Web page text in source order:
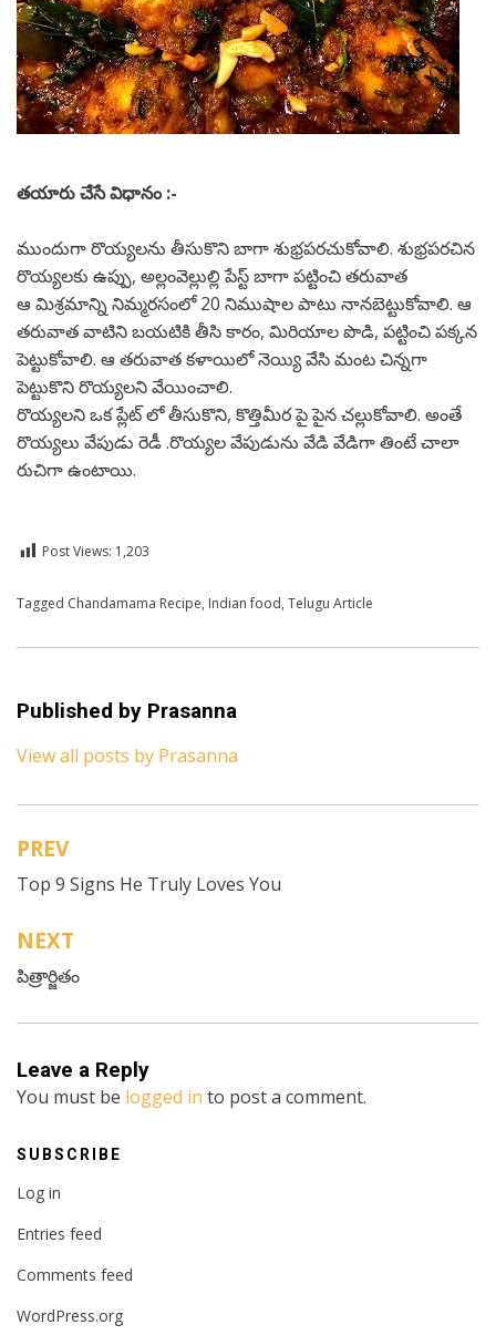
తయారు చేసే విధానం :-
ముందుగా రొయ్యలను తీసుకొని బాగా శుభ్రపరచుకోవాలి. శుభ్రపరచిన
రొయ్యలకు ఉప్పు, అల్లంవెల్లుల్లి పేస్ట్ బాగా పట్టించి తరువాత
ఆ మిశ్రమాన్ని నిమ్మరసంలో 20 నిముషాల పాటు నానబెట్టుకోవాలి. ఆ
తరువాత వాటిని బయటికి తీసి కారం, మిరియాల పొడి, పట్టించి పక్కన
పెట్టుకోవాలి. ఆ తరువాత కళాయిలో నెయ్యి వేసి మంట చిన్నగా
పెట్టుకొని రొయ్యలని వేయించాలి.
రొయ్యలని ఒక ప్లేట్ లో తీసుకొని, కొత్తిమీర పై పైన చల్లుకోవాలి. అంతే
రొయ్యలు వేపుడు రెడీ .రొయ్యల వేపుడును వేడి వేడిగా తింటే చాలా
రుచిగా ఉంటాయి.
Post Views: 1,203
Posted inRecipe,Telugu
Tagged Chandamama Recipe, Indian food, Telugu Article
Published by Prasanna
View all posts by Prasanna
Post
navigation
PREV
Top 9 Signs He Truly Loves You
NEXT
పిత్రార్జితం
Leave a Reply
You must be logged in to post a comment.
SUBSCRIBE
Log in
Entries feed
Comments feed
WordPress.org